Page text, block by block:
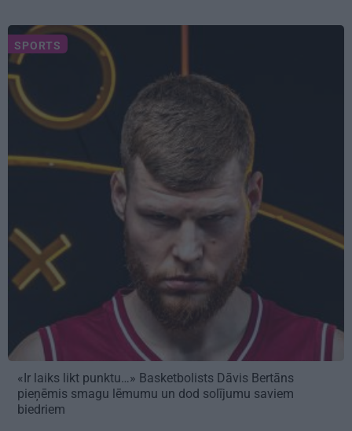
SPORTS
«Ir laiks likt punktu…» Basketbolists Dāvis Bertāns
pieņēmis smagu lēmumu un dod solījumu saviem
biedriem